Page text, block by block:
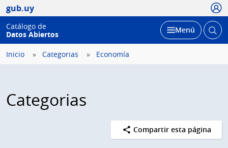
gub.uy
Catálogo de
Datos Abiertos
Desplegar
Menú Abrir
Inicio Categorias Economía
Categorias
Compartir esta página